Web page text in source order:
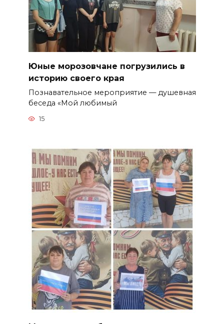
Юные морозовчане погрузились в
историю своего края
Познавательное мероприятие — душевная
беседа «Мой любимый
15